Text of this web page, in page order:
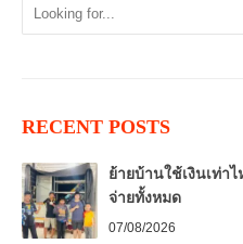
RECENT POSTS
ย้ายบ้านใช้เงินเท่า
จ่ายทั้งหมด
07/08/2026